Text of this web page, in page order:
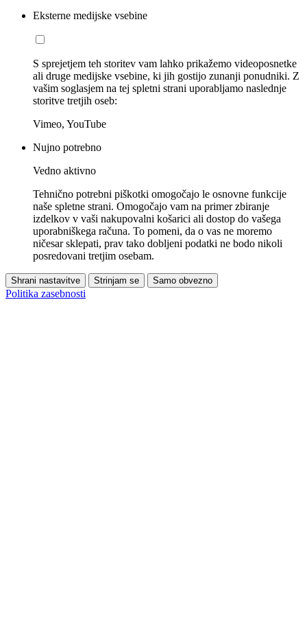
Eksterne medijske vsebine
S sprejetjem teh storitev vam lahko prikažemo videoposnetke
ali druge medijske vsebine, ki jih gostijo zunanji ponudniki. Z
vašim soglasjem na tej spletni strani uporabljamo naslednje
storitve tretjih oseb:
Vimeo, YouTube
Nujno potrebno
Vedno aktivno
Tehnično potrebni piškotki omogočajo le osnovne funkcije
naše spletne strani. Omogočajo vam na primer zbiranje
izdelkov v vaši nakupovalni košarici ali dostop do vašega
uporabniškega računa. To pomeni, da o vas ne moremo
ničesar sklepati, prav tako dobljeni podatki ne bodo nikoli
posredovani tretjim osebam.
Shrani nastavitve Strinjam se Samo obvezno
Politika zasebnosti